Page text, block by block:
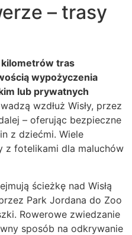
– trasy
kilometrów tras
wypożyczenia
lub prywatnych
wzdłuż Wisły, przez
– oferując bezpieczne
z dziećmi. Wiele
z fotelikami dla maluchów
ścieżkę nad Wisłą
Park Jordana do Zoo
Rowerowe zwiedzanie
sposób na odkrywanie